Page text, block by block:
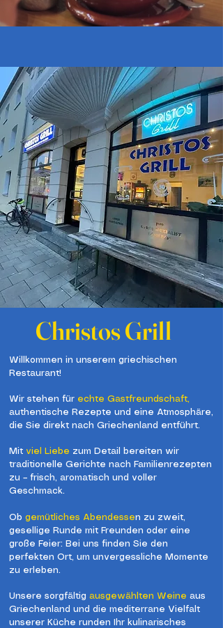
Christos Grill
Willkommen in unserem griechischen
Restaurant!
Wir stehen für echte Gastfreundschaft,
authentische Rezepte und eine Atmosphäre,
die Sie direkt nach Griechenland entführt.
Mit viel Liebe zum Detail bereiten wir
traditionelle Gerichte nach Familienrezepten
zu – frisch, aromatisch und voller
Geschmack.
Ob gemütliches Abendessen zu zweit,
gesellige Runde mit Freunden oder eine
große Feier: Bei uns finden Sie den
perfekten Ort, um unvergessliche Momente
zu erleben.
Unsere sorgfältig ausgewählten Weine aus
Griechenland und die mediterrane Vielfalt
unserer Küche runden Ihr kulinarisches